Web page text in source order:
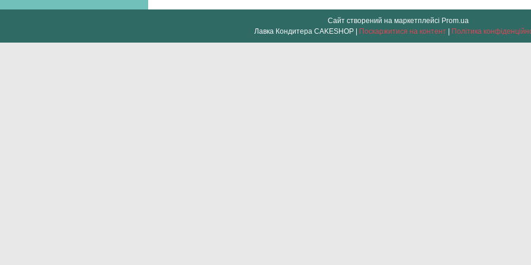
Сайт створений на маркетплейсі Prom.ua
Лавка Кондитера CAKESHOP | Поскаржитися на контент | Політика